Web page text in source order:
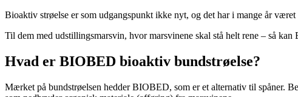
Bioaktiv strøelse er som udgangspunkt ikke nyt, og det har i mange år
Til dem med udstillingsmarsvin, hvor marsvinene skal stå helt rene – så
Hvad er BIOBED bioaktiv bundstrøelse?
Mærket på bundstrøelsen hedder BIOBED, som er et alternativ til spåner.